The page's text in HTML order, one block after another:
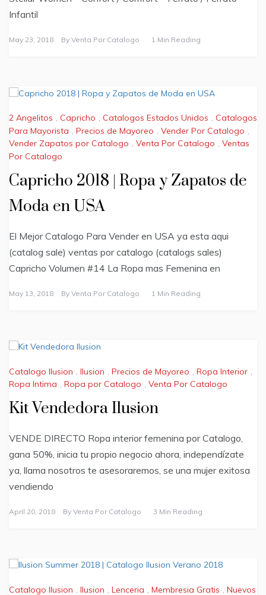
Infantil
May 23, 2018 By Venta Por Catalogo 1 Min Reading
2 Angelitos , Capricho , Catalogos Estados Unidos , Catalogos
Para Mayorista
Precios de Mayoreo Vender Por Catalogo
Vender Zapatos por Catalogo , Venta Por Catalogo , Ventas
Por Catalogo
Capricho 2018 | Ropa y Zapatos de
Moda en USA
El Mejor Catalogo Para Vender en USA ya esta aqui
(catalog sale) ventas por catalogo (catalogs sales)
Capricho Volumen #14 La Ropa mas Femenina en
May 13, 2018 By Venta Por Catalogo 1 Min Reading
Catalogo Ilusion Ilusion Precios de Mayoreo Ropa Interior
Ropa Intima , Ropa por Catalogo , Venta Por Catalogo
Kit Vendedora Ilusion
VENDE DIRECTO Ropa interior femenina por Catalogo,
gana 50%, inicia tu propio negocio ahora, independízate
ya, llama nosotros te asesoraremos, se una mujer exitosa
vendiendo
April 20, 2018 By Venta Por Catalogo 3 Min Reading
Catalogo Ilusion , Ilusion , Lenceria , Membresia Gratis , Nuevos